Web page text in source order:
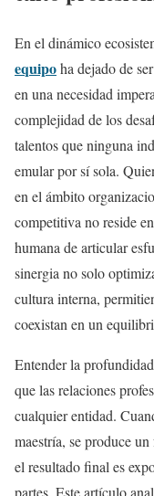
En el dinámico
equipoha dejado de
en una necesidad
complejidad de los
talentos que ninguna
emular por sí sola.
en el ámbito
competitiva no reside
humana de articular
sinergia no solo
cultura interna,
coexistan en un
Entender la
que las relaciones
cualquier entidad.
maestría, se produce
el resultado final es
partes. Este artículo